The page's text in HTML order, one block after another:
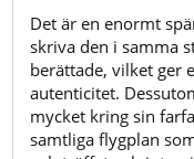
Det är en enormt
skriva den i samma
berättade, vilket ger
autenticitet.
mycket kring sin
samtliga flygplan